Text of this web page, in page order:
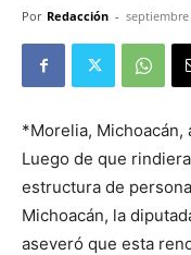
Por Redacción - septiembre
*Morelia, Michoacán,
Luego de que
estructura de
Michoacán, la
aseveró que esta